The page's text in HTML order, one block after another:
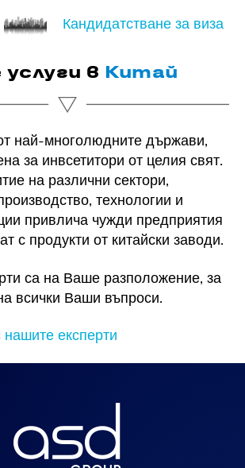
Кандидатстване за виза
в Китай
най-многолюдните държави,
за инвсетитори от целия свят.
на различни сектори,
технологии и
привлича чужди предприятия
с продукти от китайски заводи.
са на Ваше разположение, за
всички Ваши въпроси.
експерти